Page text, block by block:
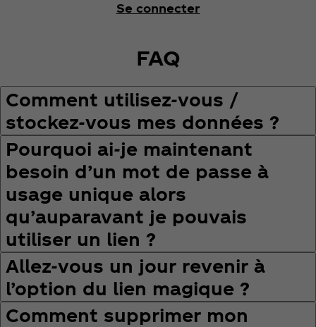
Se connecter
FAQ
Comment utilisez‑vous /
stockez‑vous mes données ?
Pourquoi ai‑je maintenant
besoin d’un mot de passe à
usage unique alors
qu’auparavant je pouvais
utiliser un lien ?
Allez‑vous un jour revenir à
l’option du lien magique ?
Comment supprimer mon